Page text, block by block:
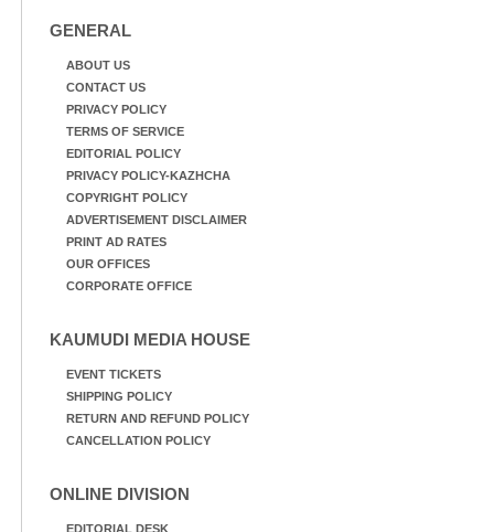
GENERAL
ABOUT US
CONTACT US
PRIVACY POLICY
TERMS OF SERVICE
EDITORIAL POLICY
PRIVACY POLICY-KAZHCHA
COPYRIGHT POLICY
ADVERTISEMENT DISCLAIMER
PRINT AD RATES
OUR OFFICES
CORPORATE OFFICE
KAUMUDI MEDIA HOUSE
EVENT TICKETS
SHIPPING POLICY
RETURN AND REFUND POLICY
CANCELLATION POLICY
ONLINE DIVISION
EDITORIAL DESK